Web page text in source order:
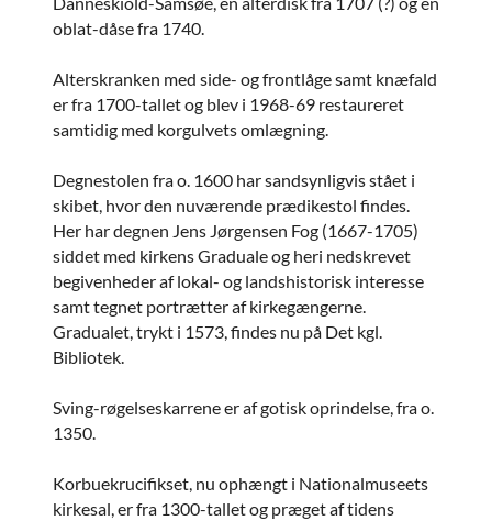
oblat-dåse fra 1740.
Alterskranken med side- og frontlåge samt knæfald
er fra 1700-tallet og blev i 1968-69 restaureret
samtidig med korgulvets omlægning.
Degnestolen fra o. 1600 har sandsynligvis stået i
skibet, hvor den nuværende prædikestol findes.
Her har degnen Jens Jørgensen Fog (1667-1705)
siddet med kirkens Graduale og heri nedskrevet
begivenheder af lokal- og landshistorisk interesse
samt tegnet portrætter af kirkegængerne.
Gradualet, trykt i 1573, findes nu på Det kgl.
Bibliotek.
Sving-røgelseskarrene er af gotisk oprindelse, fra o.
1350.
Korbuekrucifikset, nu ophængt i Nationalmuseets
kirkesal, er fra 1300-tallet og præget af tidens